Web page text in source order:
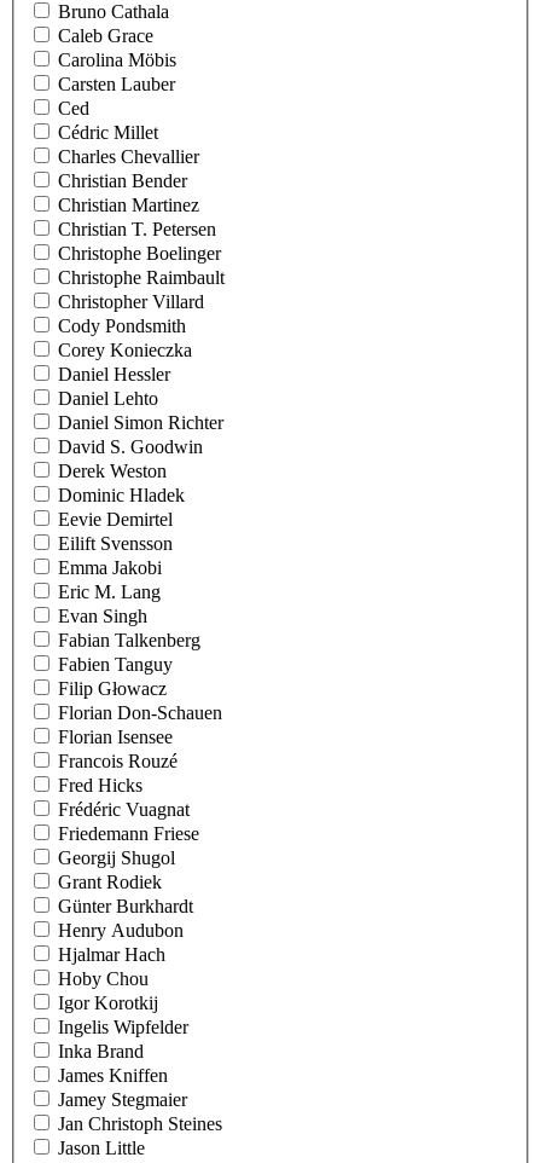
Bruno Cathala
Caleb Grace
Carolina Möbis
Carsten Lauber
Ced
Cédric Millet
Charles Chevallier
Christian Bender
Christian Martinez
Christian T. Petersen
Christophe Boelinger
Christophe Raimbault
Christopher Villard
Cody Pondsmith
Corey Konieczka
Daniel Hessler
Daniel Lehto
Daniel Simon Richter
David S. Goodwin
Derek Weston
Dominic Hladek
Eevie Demirtel
Eilift Svensson
Emma Jakobi
Eric M. Lang
Evan Singh
Fabian Talkenberg
Fabien Tanguy
Filip Głowacz
Florian Don-Schauen
Florian Isensee
Francois Rouzé
Fred Hicks
Frédéric Vuagnat
Friedemann Friese
Georgij Shugol
Grant Rodiek
Günter Burkhardt
Henry Audubon
Hjalmar Hach
Hoby Chou
Igor Korotkij
Ingelis Wipfelder
Inka Brand
James Kniffen
Jamey Stegmaier
Jan Christoph Steines
Jason Little